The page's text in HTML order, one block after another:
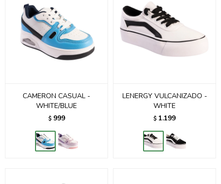
CAMERON CASUAL -
WHITE/BLUE
$ 999
LENERGY VULCANIZADO -
WHITE
$ 1.199